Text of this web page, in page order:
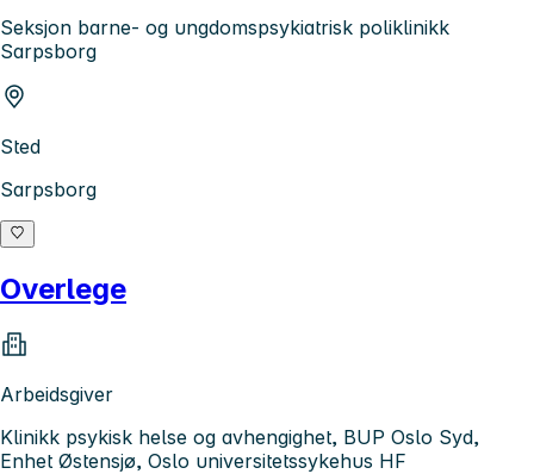
Seksjon barne- og ungdomspsykiatrisk poliklinikk
Sarpsborg
Sted
Sarpsborg
Overlege
Arbeidsgiver
Klinikk psykisk helse og avhengighet, BUP Oslo Syd,
Enhet Østensjø, Oslo universitetssykehus HF